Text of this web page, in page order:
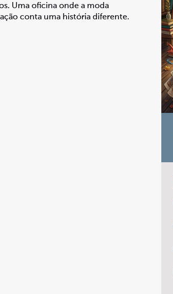
Uma oficina onde a moda
conta uma história diferente.